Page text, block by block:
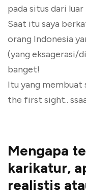
pada situs dari
Saat itu saya
orang Indonesia
(yang eksagerasi/
banget!
Itu yang membuat
the first sight..
Mengapa
karikatur,
realistis